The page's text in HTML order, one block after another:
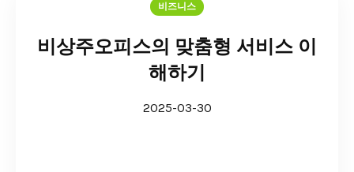
비즈니스
비상주오피스의 맞춤형 서비스 이
해하기
2025-03-30